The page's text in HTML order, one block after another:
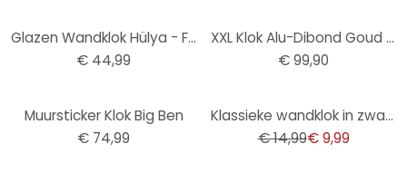
Glazen Wandklok Hülya - Frida
€ 44,99
XXL Klok Alu-Dibond Goud - Ø 70 cm
€ 99,90
Muursticker Klok Big Ben
€ 74,99
Klassieke wandklok in zwart en wit Ø25 cm
€ 14,99€ 9,99